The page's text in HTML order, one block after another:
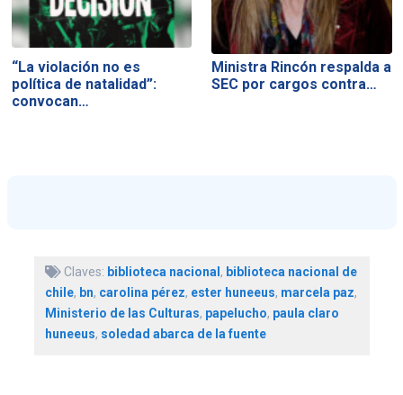
“La violación no es
política de natalidad”:
convocan…
Ministra Rincón respalda a
SEC por cargos contra…
Claves: biblioteca nacional , biblioteca nacional de
chile, bn, carolina pérez, ester huneeus, marcela paz,
Ministerio de las Culturas, papelucho, paula claro
huneeus, soledad abarca de la fuente